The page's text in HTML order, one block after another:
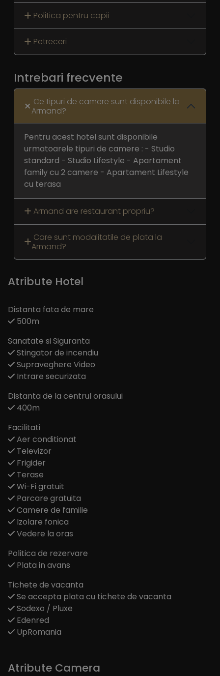
Politica pentru copii
Petreceri
Intrebari frecvente
Ce tipuri de camere sunt disponibile la
Armand?
Pentru acest hotel sunt disponibile
urmatoarele tipuri de camere : - Studio
standard - Studio Lifestyle - Apartament
family cu 2 camere - Apartament Lifestyle
cu terasa
Armand are restaurant propriu?
Care sunt modalitatile de plata la
Armand?
Atribute Hotel
Distanta fata de mare
500m
Sanatate si Siguranta
Stingator de incendiu
Supraveghere Video
Intrare securizata
Distanta de la centrul orasului
400m
Facilitati
Aer conditionat
Televizor
Frigider
Terase
Wi-Fi gratuit
Parcare gratuita
Camere de familie
Izolare fonica
Vedere la oras
Politica de rezervare
Plata in avans
Tichete de vacanta
Se accepta plata cu tichete de vacanta
Sodexo / Pluxe
Edenred
UpRomania
Atribute Camera